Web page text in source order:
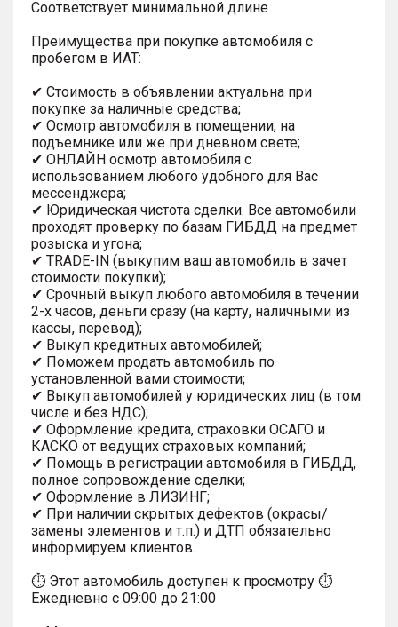
Соответствует минимальной длине
Преимущества при покупке автомобиля с
пробегом в ИАТ:
✔ Стоимость в объявлении актуальна при
покупке за наличные средства;
✔ Осмотр автомобиля в помещении, на
подъемнике или же при дневном свете;
✔ ОНЛАЙН осмотр автомобиля с
использованием любого удобного для Вас
мессенджера;
✔ Юридическая чистота сделки. Все автомобили
проходят проверку по базам ГИБДД на предмет
розыска и угона;
✔ TRADE-IN (выкупим ваш автомобиль в зачет
стоимости покупки);
✔ Срочный выкуп любого автомобиля в течении
2-х часов, деньги сразу (на карту, наличными из
кассы, перевод);
✔ Выкуп кредитных автомобилей;
✔ Поможем продать автомобиль по
установленной вами стоимости;
✔ Выкуп автомобилей у юридических лиц (в том
числе и без НДС);
✔ Оформление кредита, страховки ОСАГО и
КАСКО от ведущих страховых компаний;
✔ Помощь в регистрации автомобиля в ГИБДД,
полное сопровождение сделки;
✔ Оформление в ЛИЗИНГ;
✔ При наличии скрытых дефектов (окрасы/
замены элементов и т.п.) и ДТП обязательно
информируем клиентов.
⏱ Этот автомобиль доступен к просмотру ⏱
Ежедневно с 09:00 до 21:00